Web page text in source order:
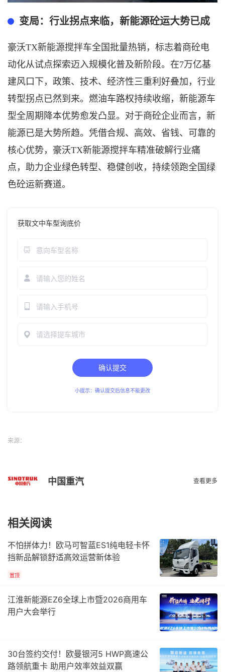
变局： 行业拐点来临，新能源砼运大势已成
豪沃TX新能源搅拌车全国批量热销，标志着商砼电
动化从试点探索迈入规模化普及新阶段。在7万亿基
建风口下，政策、技术、经济性三重利好叠加，行业
转型拐点已然到来。燃油车路权持续收缩，新能源车
型全周期降本优势愈发凸显。对于商砼企业而言，新
能源已是大势所趋。凭借合规、高效、省钱、可靠的
核心优势，豪沃TX新能源搅拌车精准破解行业痛
点，助力企业绿色转型、稳健创收，持续领跑全国绿
色砼运新赛道。
获取文中车型询底价
请选择提车城市
确认提交
小提示：确认提交后信息不能更改
来源：
中国重汽 查看更多
相关阅读
不怕拼体力！欧马可智蓝ES1纯电轻卡怀
挡新品解锁舒适高效运营新体验
置顶
江淮新能源EZ6全球上市暨2026商用车
用户大会举行
30台签约交付！欧曼银河5 HWP高速公
路领航重卡 助用户效率效益双赢